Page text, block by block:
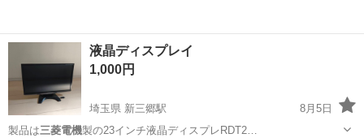
液晶ディスプレイ
1,000円
埼玉県 新三郷駅
8月5日
製品は三菱電機製の23インチ液晶ディスプレRDT2…